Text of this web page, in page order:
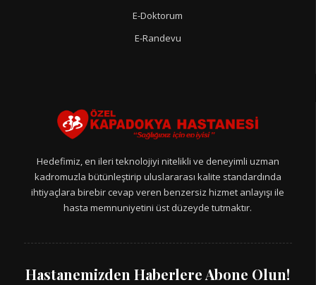
E-Doktorum
E-Randevu
Hedefimiz, en ileri teknolojiyi nitelikli ve deneyimli uzman
kadromuzla bütünleştirip uluslararası kalite standardında
ihtiyaçlara birebir cevap veren benzersiz hizmet anlayışı ile
hasta memnuniyetini üst düzeyde tutmaktır.
Hastanemizden Haberlere Abone Olun!